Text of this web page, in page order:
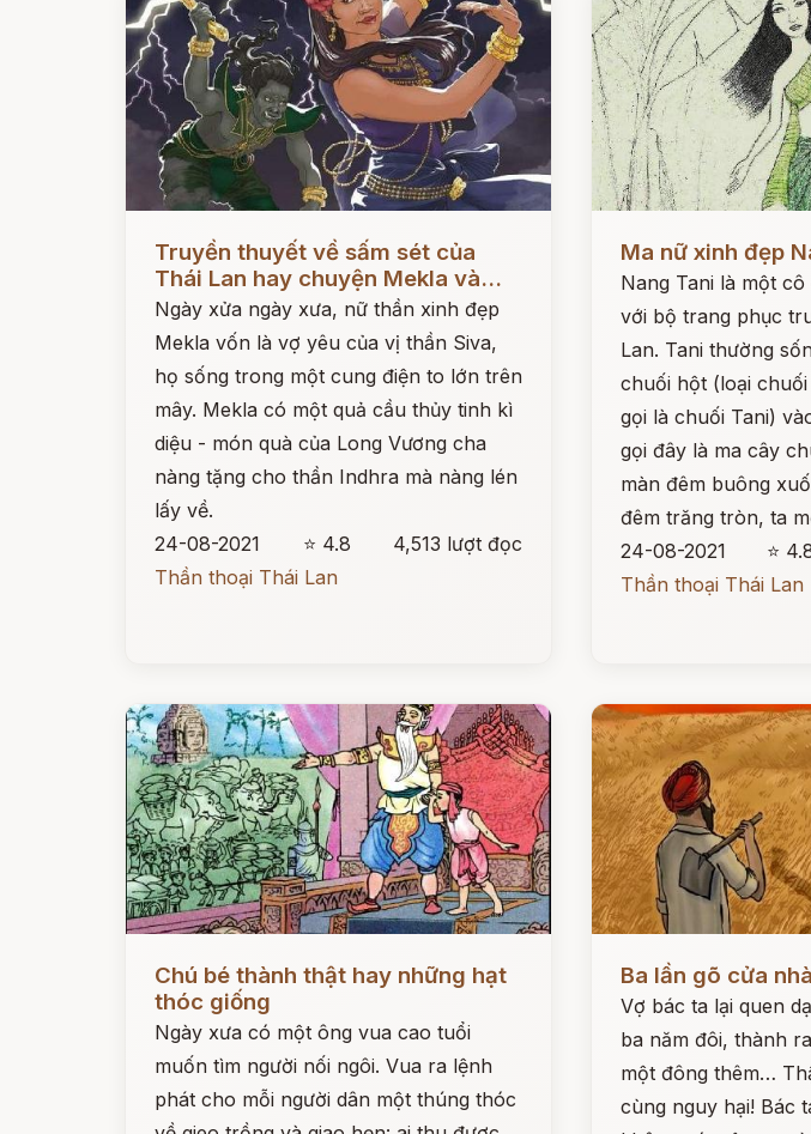
Đọc ngay
Truyền thuyết về sấm sét của
Thái Lan hay chuyện Mekla và...
Ngày xửa ngày xưa, nữ thần xinh đẹp
Mekla vốn là vợ yêu của vị thần Siva,
họ sống trong một cung điện to lớn trên
mây. Mekla có một quả cầu thủy tinh kì
diệu - món quà của Long Vương cha
nàng tặng cho thần Indhra mà nàng lén
lấy về.
24-08-2021
⭐ 4.8
4,513 lượt đọc
Thần thoại Thái Lan
Ma nữ xinh đẹp
Nang Tani là một
với bộ trang phục
Lan. Tani thường
chuối hột (loại
gọi là chuối Tani)
gọi đây là ma cây
màn đêm buông
đêm trăng tròn, ta
24-08-2021
⭐
Thần thoại Thái Lan
Chú bé thành thật hay những hạt
thóc giống
Ngày xưa có một ông vua cao tuổi
muốn tìm người nối ngôi. Vua ra lệnh
phát cho mỗi người dân một thúng thóc
Đọc ngay
Ba lần gõ cửa
Vợ bác ta lại quen
ba năm đôi, thành
một đông thêm…
cùng nguy hại! Bác